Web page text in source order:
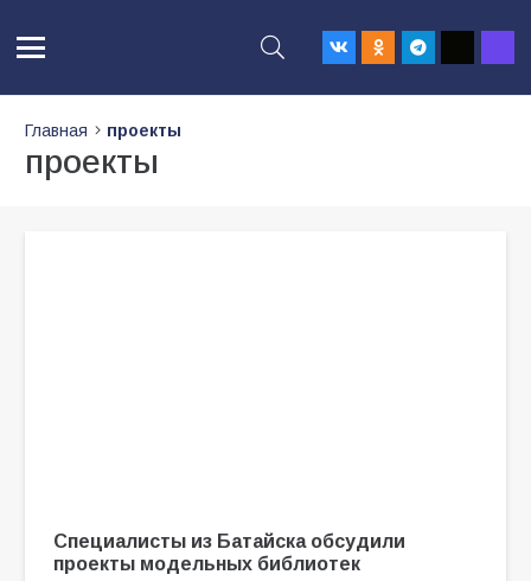
Главная проекты
проекты
Специалисты из Батайска обсудили
проекты модельных библиотек